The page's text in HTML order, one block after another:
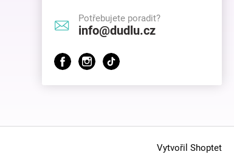
Potřebujete poradit?
info@dudlu.cz
Vytvořil Shoptet